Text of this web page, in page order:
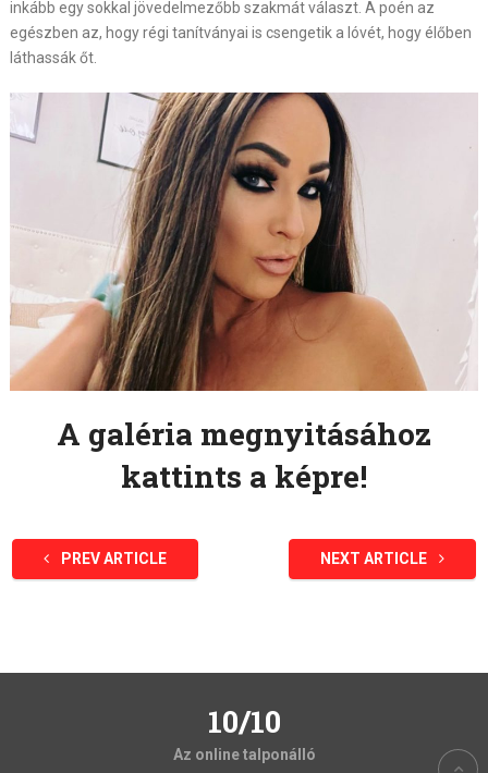
inkább egy sokkal jövedelmezőbb szakmát választ. A poén az
egészben az, hogy régi tanítványai is csengetik a lóvét, hogy élőben
láthassák őt.
A galéria megnyitásához
kattints a képre!
PREV ARTICLE NEXT ARTICLE
10/10
Az online talponálló